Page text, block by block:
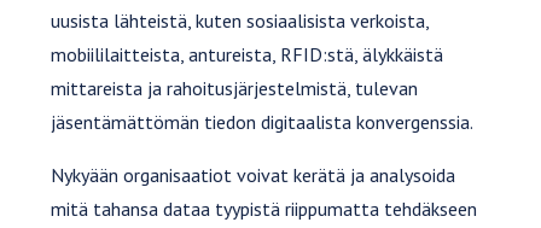
uusista lähteistä, kuten sosiaalisista verkoista,
mobiililaitteista, antureista, RFID:stä, älykkäistä
mittareista ja rahoitusjärjestelmistä, tulevan
jäsentämättömän tiedon digitaalista konvergenssia.
Nykyään organisaatiot voivat kerätä ja analysoida
mitä tahansa dataa tyypistä riippumatta tehdäkseen